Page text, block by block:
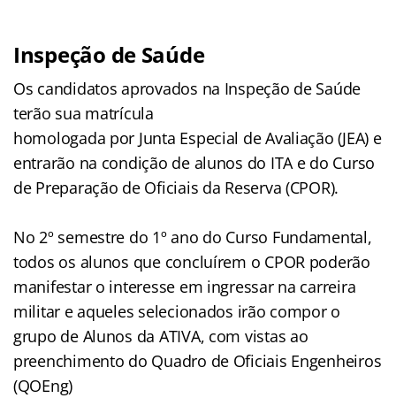
Inspeção de Saúde
Os candidatos aprovados na Inspeção de Saúde
terão sua matrícula
homologada por Junta Especial de Avaliação (JEA) e
entrarão na condição de alunos do ITA e do Curso
de Preparação de Oficiais da Reserva (CPOR).
No 2º semestre do 1º ano do Curso Fundamental,
todos os alunos que concluírem o CPOR poderão
manifestar o interesse em ingressar na carreira
militar e aqueles selecionados irão compor o
grupo de Alunos da ATIVA, com vistas ao
preenchimento do Quadro de Oficiais Engenheiros
(QOEng)